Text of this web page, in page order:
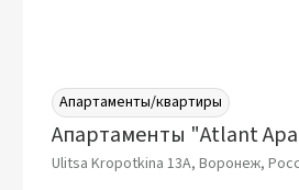
Апартаменты/квартиры
Ulitsa Kropotkina 13А, Воронеж,